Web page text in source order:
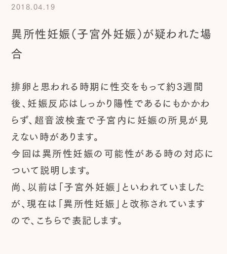
2018.04.19
異所性妊娠（子宮外妊娠）が疑われた場
合
排卵と思われる時期に性交をもって約3週間
後、妊娠反応はしっかり陽性であるにもかかわ
らず、超音波検査で子宮内に妊娠の所見が見
えない時があります。
今回は異所性妊娠の可能性がある時の対応に
ついて説明します。
尚、以前は「子宮外妊娠」といわれていました
が、現在は「異所性妊娠」と改称されています
ので、こちらで表記します。